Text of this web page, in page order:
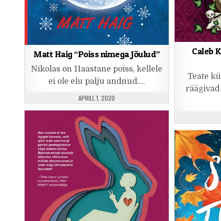
Caleb
Teate
Matt Haig “Poiss nimega Jõulud”
Nikolas on 11aastane poiss, kellele
ei ole elu palju andnud….
PUBLISHED DATE:
APRILL 1, 2020